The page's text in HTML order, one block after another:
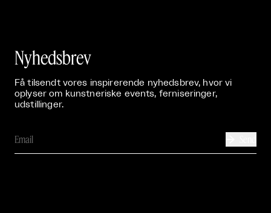
Nyhedsbrev
Få tilsendt vores inspirerende nyhedsbrev, hvor vi
oplyser om kunstneriske events, ferniseringer,
udstillinger.